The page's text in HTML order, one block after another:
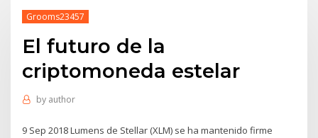
Grooms23457
El futuro de la
criptomoneda estelar
by author
9 Sep 2018 Lumens de Stellar (XLM) se ha mantenido firme